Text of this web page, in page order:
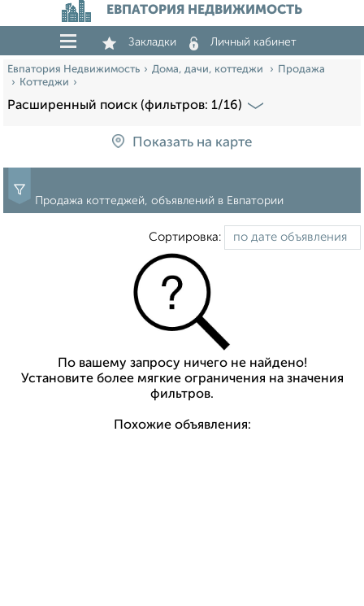
ЕВПАТОРИЯ НЕДВИЖИМОСТЬ
Закладки Личный кабинет
Евпатория Недвижимость Дома, дачи, коттеджи
Продажа
Коттеджи
Расширенный поиск (фильтров: 1/16)
Показать на карте
Продажа коттеджей, объявлений в Евпатории
Сортировка:
По вашему запросу ничего не найдено!
Установите более мягкие ограничения на значения
фильтров.
Похожие объявления: